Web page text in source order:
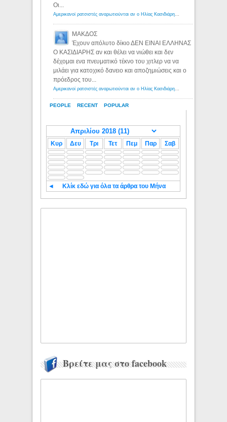
PEOPLE RECENT POPULAR
Οι...
ΜΑΚΔΟΣ
Έχουν απόλυτο δίκιο ΔΕΝ ΕΙΝΑΙ ΕΛΛΗΝΑΣ
Ο ΚΑΣΙΔΙΑΡΗΣ αν και θέλει να νιώθει και δεν
δέχομαι ενα πνευματικό τέκνο του χιτλερ να να
μιλάει για κατοχικό δανειο και αποζημιώσεις και ο
πρόεδρος του...
Κυρ Δευ Τρι Τετ Πεμ Παρ Σαβ
◄ Κλίκ εδώ για όλα τα άρθρα του Μήνα
Βρείτε μας στο facebook